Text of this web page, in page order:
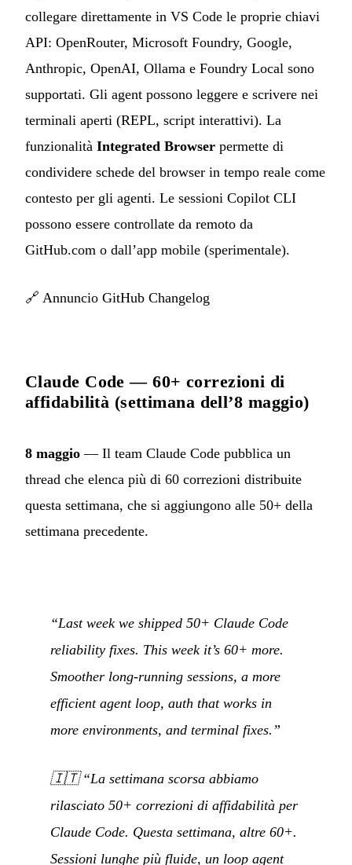
collegare direttamente in VS Code le proprie chiavi
API: OpenRouter, Microsoft Foundry, Google,
Anthropic, OpenAI, Ollama e Foundry Local sono
supportati. Gli agent possono leggere e scrivere nei
terminali aperti (REPL, script interattivi). La
funzionalità Integrated Browser permette di
condividere schede del browser in tempo reale come
contesto per gli agenti. Le sessioni Copilot CLI
possono essere controllate da remoto da
GitHub.com o dall’app mobile (sperimentale).
🔗 Annuncio GitHub Changelog
Claude Code — 60+ correzioni di
affidabilità (settimana dell’8 maggio)
8 maggio — Il team Claude Code pubblica un
thread che elenca più di 60 correzioni distribuite
questa settimana, che si aggiungono alle 50+ della
settimana precedente.
“Last week we shipped 50+ Claude Code
reliability fixes. This week it’s 60+ more.
Smoother long-running sessions, a more
efficient agent loop, auth that works in
more environments, and terminal fixes.”
🇮🇹“La settimana scorsa abbiamo
rilasciato 50+ correzioni di affidabilità per
Claude Code. Questa settimana, altre 60+.
Sessioni lunghe più fluide, un loop agent